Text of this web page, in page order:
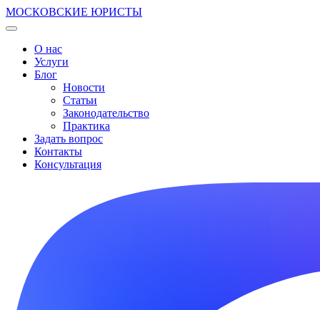
МОСКОВСКИЕ ЮРИСТЫ
О нас
Услуги
Блог
Новости
Статьи
Законодательство
Практика
Задать вопрос
Контакты
Консультация